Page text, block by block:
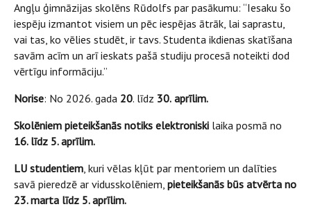
Angļu ģimnāzijas skolēns Rūdolfs par pasākumu: “Iesaku šo
iespēju izmantot visiem un pēc iespējas ātrāk, lai saprastu,
vai tas, ko vēlies studēt, ir tavs. Studenta ikdienas skatīšana
savām acīm un arī ieskats pašā studiju procesā noteikti dod
vērtīgu informāciju.”
Norise: No 2026. gada 20. līdz 30. aprīlim.
Skolēniem pieteikšanās notiks elektroniski laika posmā no
16. līdz 5. aprīlim.
LU studentiem, kuri vēlas kļūt par mentoriem un dalīties
savā pieredzē ar vidusskolēniem, pieteikšanās būs atvērta no
23. marta līdz 5. aprīlim.